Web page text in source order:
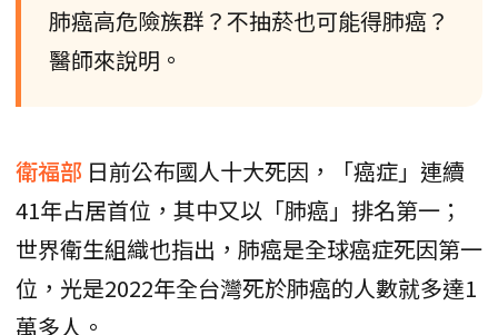
肺癌高危險族群？不抽菸也可能得肺癌？
醫師來說明。
衛福部 日前公布國人十大死因，「癌症」連續
41年占居首位，其中又以「肺癌」排名第一；
世界衛生組織也指出，肺癌是全球癌症死因第一
位，光是2022年全台灣死於肺癌的人數就多達1
萬多人。